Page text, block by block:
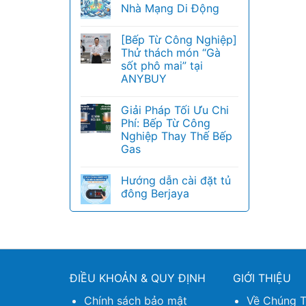
Nhà Mạng Di Động
[Bếp Từ Công Nghiệp]
Thử thách món “Gà
sốt phô mai” tại
ANYBUY
Giải Pháp Tối Ưu Chi
Phí: Bếp Từ Công
Nghiệp Thay Thế Bếp
Gas
Hướng dẫn cài đặt tủ
đông Berjaya
ĐIỀU KHOẢN & QUY ĐỊNH
Chính sách bảo mật
GIỚI THIỆU
Về Chúng